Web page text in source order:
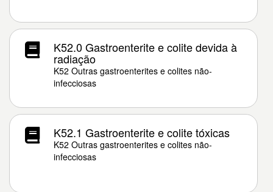
K52.0 Gastroenterite e colite devida à
radiação
K52 Outras gastroenterites e colites não-
infecciosas
K52.1 Gastroenterite e colite tóxicas
K52 Outras gastroenterites e colites não-
infecciosas